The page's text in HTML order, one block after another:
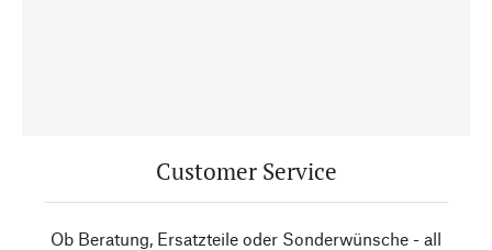
Customer Service
Ob Beratung, Ersatzteile oder Sonderwünsche - all